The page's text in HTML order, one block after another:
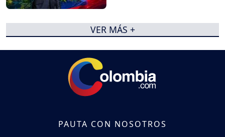
VER MÁS +
PAUTA CON NOSOTROS